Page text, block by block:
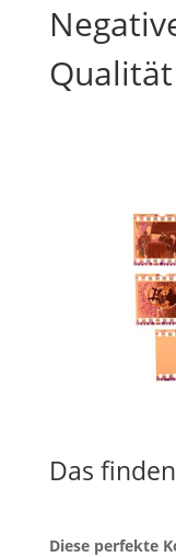
Qualität
Das
Diese perfekte